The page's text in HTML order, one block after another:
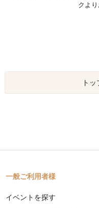
クより
ト
一般ご利用者様
イベントを探す